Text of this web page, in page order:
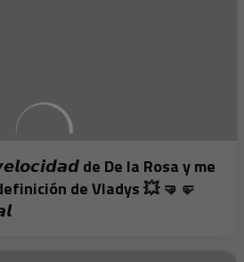
de De la Rosa y me
de Vladys 💥 🤜🤛